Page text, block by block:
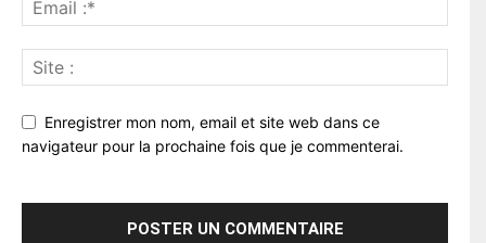
Enregistrer mon nom, email et site web dans ce
navigateur pour la prochaine fois que je commenterai.